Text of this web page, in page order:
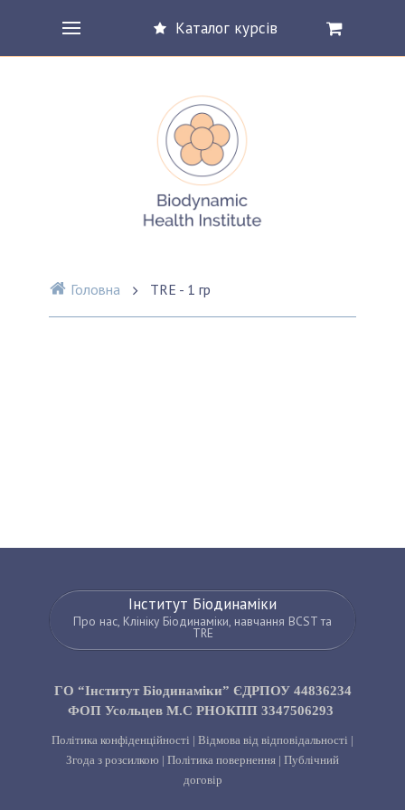
Каталог курсів
Головна TRE - 1 гр
Інститут Біодинаміки
Про нас, Клініку Біодинаміки, навчання BCST та
TRE
ГО “Інститут Біодинаміки” ЄДРПОУ 44836234
ФОП Усольцев М.С РНОКПП 3347506293
Політика конфіденційності | Відмова від відповідальності |
Згода з розсилкою | Політика повернення | Публічний
договір